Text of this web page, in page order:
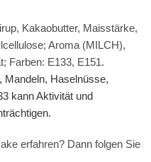
Kakaobutter, Maisstärke,
Aroma (MILCH),
Farben: E133, E151.
Mandeln, Haselnüsse,
kann Aktivität und
erfahren? Dann folgen Sie